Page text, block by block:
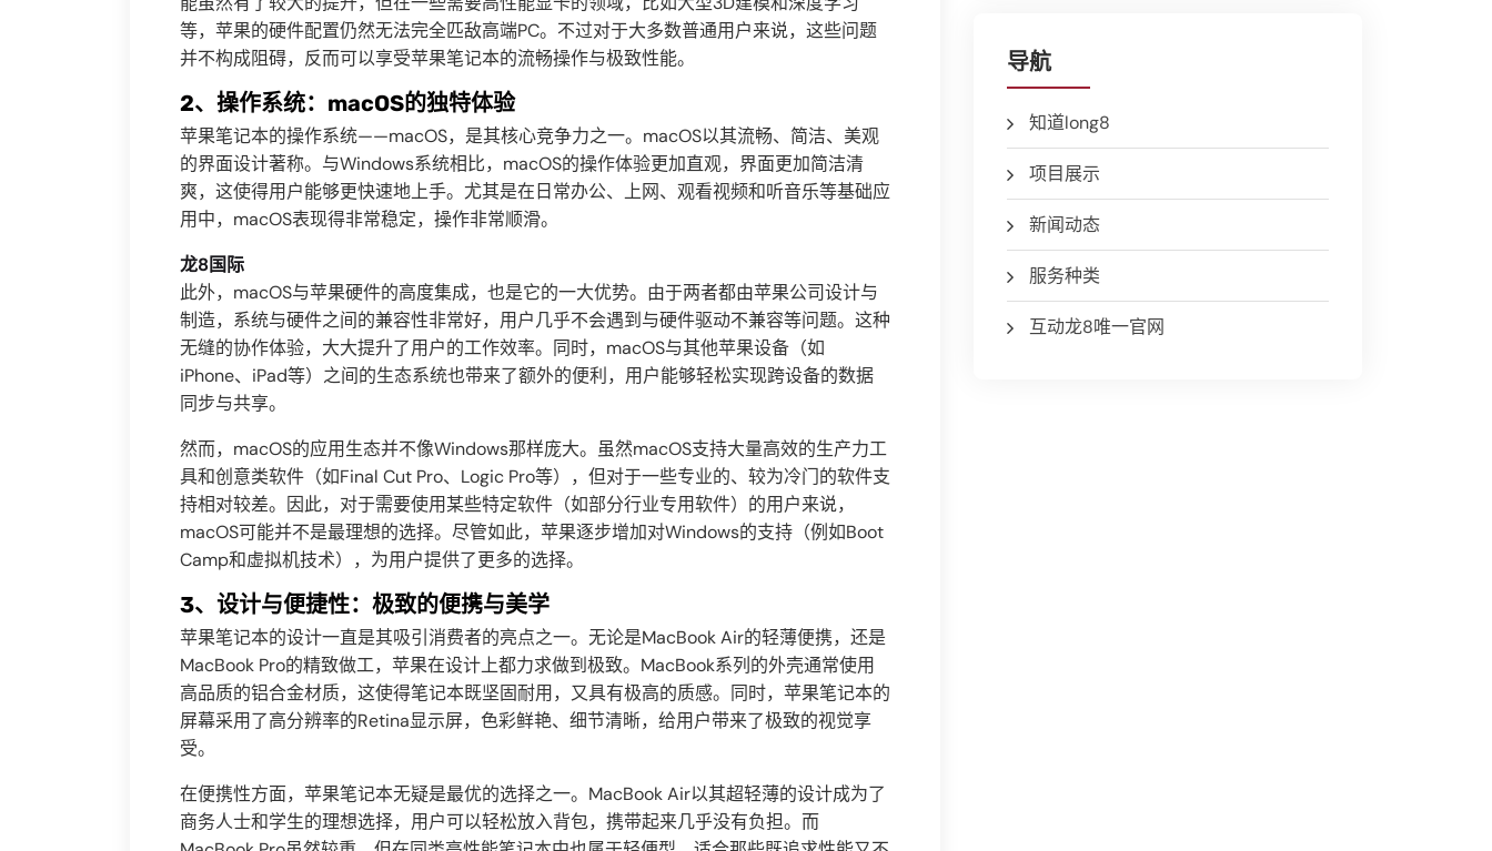
等，苹果的硬件配置仍然无法完全匹敌高端PC。不过对于大多数普通用户来说，这些问题
并不构成阻碍，反而可以享受苹果笔记本的流畅操作与极致性能。
2、操作系统：macOS的独特体验
苹果笔记本的操作系统——macOS，是其核心竞争力之一。macOS以其流畅、简洁、美观
的界面设计著称。与Windows系统相比，macOS的操作体验更加直观，界面更加简洁清
爽，这使得用户能够更快速地上手。尤其是在日常办公、上网、观看视频和听音乐等基础应
用中，macOS表现得非常稳定，操作非常顺滑。
龙8国际
此外，macOS与苹果硬件的高度集成，也是它的一大优势。由于两者都由苹果公司设计与
制造，系统与硬件之间的兼容性非常好，用户几乎不会遇到与硬件驱动不兼容等问题。这种
无缝的协作体验，大大提升了用户的工作效率。同时，macOS与其他苹果设备（如
iPhone、iPad等）之间的生态系统也带来了额外的便利，用户能够轻松实现跨设备的数据
同步与共享。
然而，macOS的应用生态并不像Windows那样庞大。虽然macOS支持大量高效的生产力工
具和创意类软件（如Final Cut Pro、Logic Pro等），但对于一些专业的、较为冷门的软件支
持相对较差。因此，对于需要使用某些特定软件（如部分行业专用软件）的用户来说，
macOS可能并不是最理想的选择。尽管如此，苹果逐步增加对Windows的支持（例如Boot
Camp和虚拟机技术），为用户提供了更多的选择。
3、设计与便捷性：极致的便携与美学
苹果笔记本的设计一直是其吸引消费者的亮点之一。无论是MacBook Air的轻薄便携，还是
MacBook Pro的精致做工，苹果在设计上都力求做到极致。MacBook系列的外壳通常使用
高品质的铝合金材质，这使得笔记本既坚固耐用，又具有极高的质感。同时，苹果笔记本的
屏幕采用了高分辨率的Retina显示屏，色彩鲜艳、细节清晰，给用户带来了极致的视觉享
受。
在便携性方面，苹果笔记本无疑是最优的选择之一。MacBook Air以其超轻薄的设计成为了
商务人士和学生的理想选择，用户可以轻松放入背包，携带起来几乎没有负担。而
导航
知道long8
项目展示
新闻动态
服务种类
互动龙8唯一官网